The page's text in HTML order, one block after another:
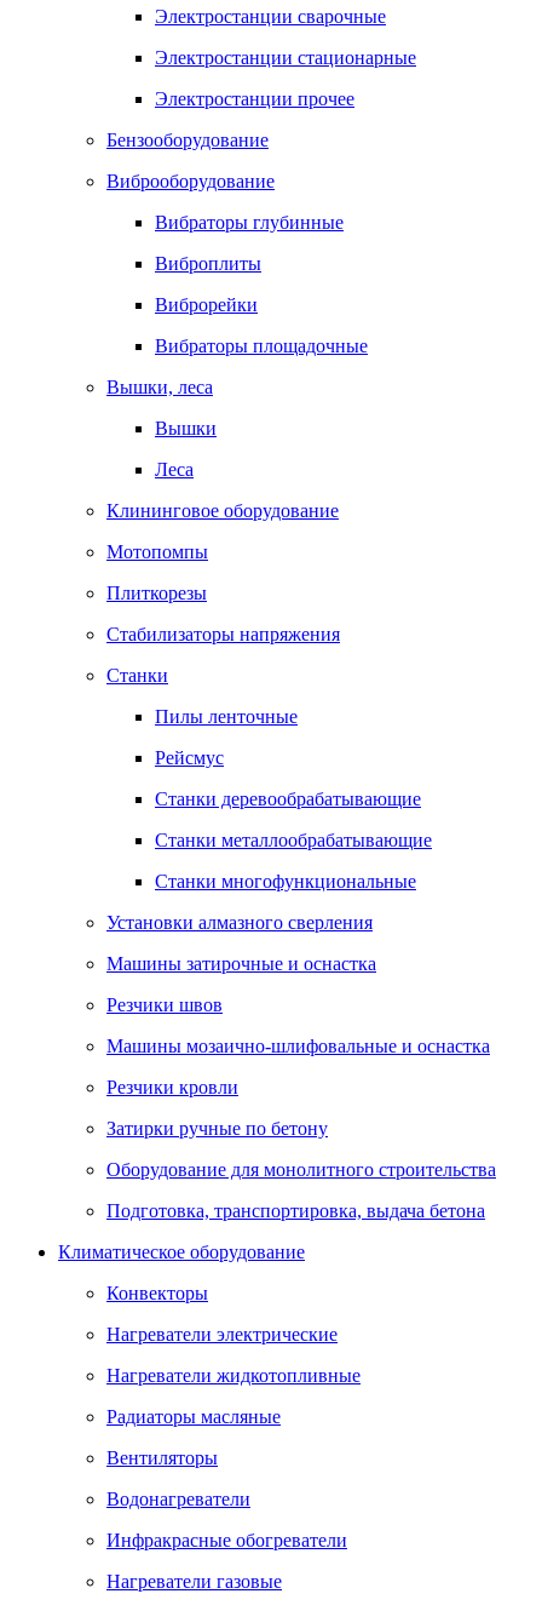
Электростанции сварочные
Электростанции стационарные
Электростанции прочее
Бензооборудование
Виброоборудование
Вибраторы глубинные
Виброплиты
Виброрейки
Вибраторы площадочные
Вышки, леса
Вышки
Леса
Клининговое оборудование
Мотопомпы
Плиткорезы
Стабилизаторы напряжения
Станки
Пилы ленточные
Рейсмус
Станки деревообрабатывающие
Станки металлообрабатывающие
Станки многофункциональные
Установки алмазного сверления
Машины затирочные и оснастка
Резчики швов
Машины мозаично-шлифовальные и оснастка
Резчики кровли
Затирки ручные по бетону
Оборудование для монолитного строительства
Подготовка, транспортировка, выдача бетона
Климатическое оборудование
Конвекторы
Нагреватели электрические
Нагреватели жидкотопливные
Радиаторы масляные
Вентиляторы
Водонагреватели
Инфракрасные обогреватели
Нагреватели газовые